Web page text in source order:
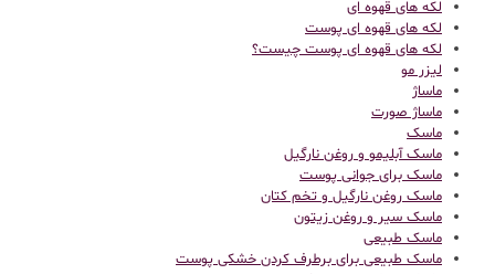
لکه های قهوه ای
لکه های قهوه ای پوست
لکه های قهوه ای پوست چیست؟
لیزر مو
ماساژ
ماساژ صورت
ماسک
ماسک آبلیمو و روغن نارگیل
ماسک برای جوانی پوست
ماسک روغن نارگیل و تخم کتان
ماسک سیر و روغن زیتون
ماسک طبیعی
ماسک طبیعی برای برطرف کردن خشکی پوست